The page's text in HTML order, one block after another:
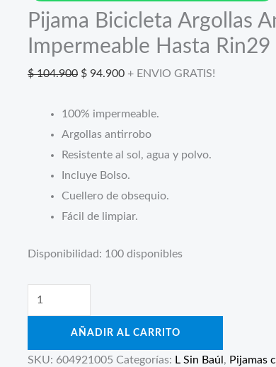
Pijama Bicicleta Argollas
Impermeable Hasta Rin29
$104.900 El
original
era:
$ 104.900.
$ 94.900El
actual
es:
$ 94.900.
+ ENVIO GRATIS!
100% impermeable.
Argollas antirrobo
Resistente al sol, agua y polvo.
Incluye Bolso.
Cuellero de obsequio.
Fácil de limpiar.
Disponibilidad: 100 disponibles
Pijama
Bicicleta
Antirrobo
AÑADIR AL CARRITO
SKU: 604921005 Categorías: L Sin Baúl , Pijamas